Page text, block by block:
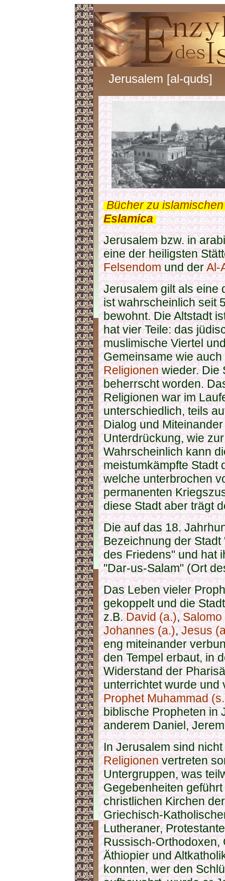
Jerusalem [al-quds]
.Bücher zu
Eslamica.
Jerusalem bzw. in
eine der heiligsten
Felsendomund derAl-
Jerusalem gilt als eine
ist wahrscheinlich seit
bewohnt. Die Altstadt
hat vier Teile: das
muslimische Viertel
Gemeinsame wie
Religionenwieder. Die
beherrscht worden.
Religionen war im
unterschiedlich, teils
Dialog und
Unterdrückung, wie
Wahrscheinlich kann
meistumkämpfte Stadt
welche unterbrochen
permanenten
diese Stadt aber trägt
Die auf das 18.
Bezeichnung der
des Friedens" und hat
"Dar-us-Salam" (Ort
Das Leben vieler
gekoppelt und die
z.B.David (a.),Salomo
Johannes (a.),Jesus
eng miteinander
den Tempel erbaut, in
Widerstand der
unterrichtet wurde und
Prophet Muhammad
biblische Propheten in
anderem Daniel,
In Jerusalem sind
Religionenvertreten
Untergruppen, was
Gegebenheiten
christlichen Kirchen
Griechisch-
Lutheraner,
Russisch-Orthodoxen,
Äthiopier und
konnten, wer den